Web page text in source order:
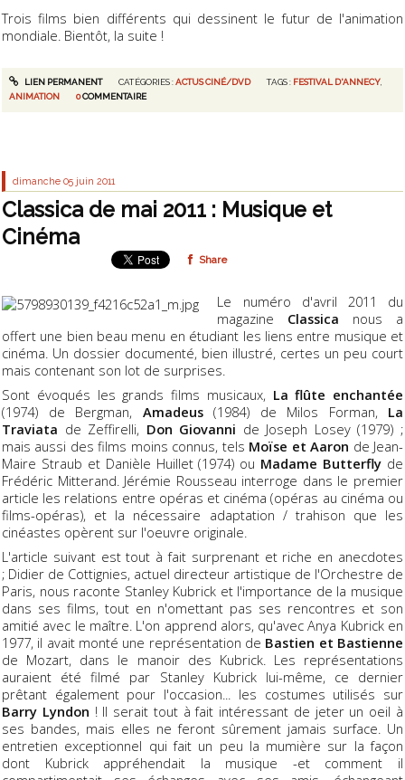
Trois films bien différents qui dessinent le futur de l'animation
mondiale. Bientôt, la suite !
LIEN PERMANENT CATÉGORIES :ACTUS CINÉ/DVD TAGS : FESTIVAL D'ANNECY,
ANIMATION
0COMMENTAIRE
dimanche 05 juin 2011
Classica de mai 2011 : Musique et
Cinéma
Share
Le numéro d'avril 2011 du
magazine Classica nous a
offert une bien beau menu en étudiant les liens entre musique et
cinéma. Un dossier documenté, bien illustré, certes un peu court
mais contenant son lot de surprises.
Sont évoqués les grands films musicaux, La flûte enchantée
(1974) de Bergman, Amadeus(1984) de Milos Forman, La
Traviata de Zeffirelli, Don Giovanni de Joseph Losey (1979) ;
mais aussi des films moins connus, tels Moïse et Aaron de Jean-
Maire Straub et Danièle Huillet (1974) ou Madame Butterfly de
Frédéric Mitterand. Jérémie Rousseau interroge dans le premier
article les relations entre opéras et cinéma (opéras au cinéma ou
films-opéras), et la nécessaire adaptation / trahison que les
cinéastes opèrent sur l'oeuvre originale.
L'article suivant est tout à fait surprenant et riche en anecdotes
; Didier de Cottignies, actuel directeur artistique de l'Orchestre de
Paris, nous raconte Stanley Kubrick et l'importance de la musique
dans ses films, tout en n'omettant pas ses rencontres et son
amitié avec le maître. L'on apprend alors, qu'avec Anya Kubrick en
1977, il avait monté une représentation de Bastien et Bastienne
de Mozart, dans le manoir des Kubrick. Les représentations
auraient été filmé par Stanley Kubrick lui-même, ce dernier
prêtant également pour l'occasion... les costumes utilisés sur
Barry Lyndon ! Il serait tout à fait intéressant de jeter un oeil à
ses bandes, mais elles ne feront sûrement jamais surface. Un
entretien exceptionnel qui fait un peu la mumière sur la façon
dont Kubrick appréhendait la musique -et comment il